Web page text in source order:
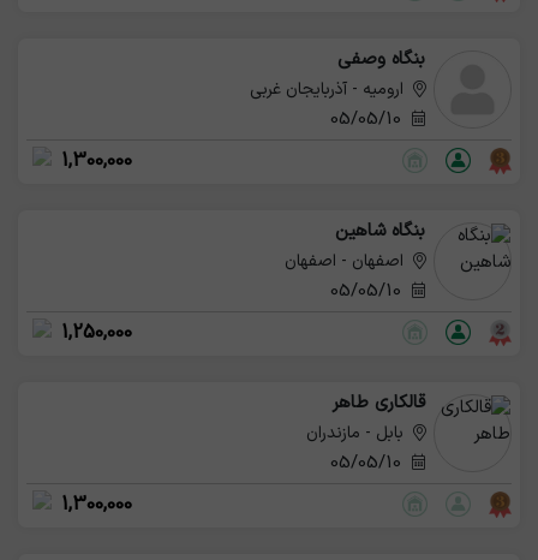
بنگاه وصفی
ارومیه - آذربایجان غربی
1,300,000
بنگاه شاهین
اصفهان - اصفهان
1,250,000
قالکاری طاهر
بابل - مازندران
1,300,000